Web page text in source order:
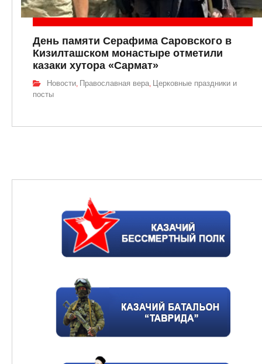
День памяти Серафима Саровского в
Кизилташском монастыре отметили
казаки хутора «Сармат»
Новости, Православная вера, Церковные праздники и
посты